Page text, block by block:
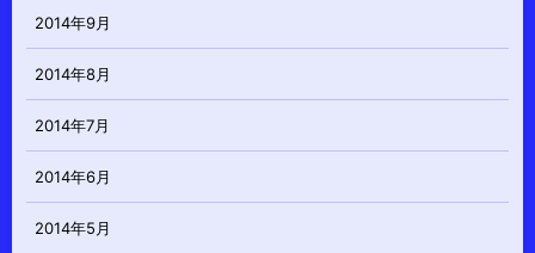
2014年9月
2014年8月
2014年7月
2014年6月
2014年5月